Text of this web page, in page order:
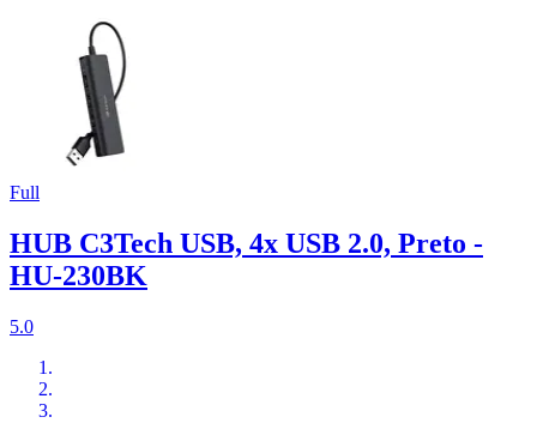
Full
HUB C3Tech USB, 4x USB 2.0, Preto -
HU-230BK
5.0